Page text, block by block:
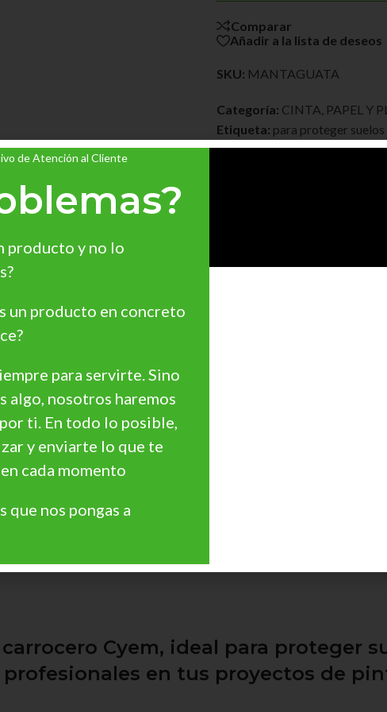
Comparar
Añadir a la lista de deseos
SKU: MANTAGUATA
Categoría: CINTA, PAPEL Y
Etiqueta: para proteger suelos
de pinturas y líquidos. Antideslizante. 20 metros de largo por 1
Cyem, ideal para proteger
profesionales en tus proyectos de
de Atención al Cliente
producto y no lo
un producto en concreto
para servirte. Sino
algo, nosotros haremos
ti. En todo lo posible,
y enviarte lo que te
cada momento
que nos pongas a